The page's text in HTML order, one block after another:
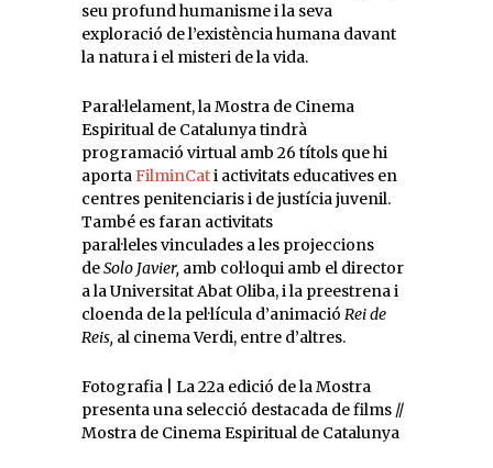
seu profund humanisme i la seva
exploració de l’existència humana davant
la natura i el misteri de la vida.
Paral·lelament, la Mostra de Cinema
Espiritual de Catalunya tindrà
programació virtual amb 26 títols que hi
aportaFilminCati activitats educatives en
centres penitenciaris i de justícia juvenil.
També es faran activitats
paral·leles vinculades a les projeccions
deSolo Javier, amb col·loqui amb el director
a la Universitat Abat Oliba, i la preestrena i
cloenda de la pel·lícula d’animació Rei de
Reis, al cinema Verdi, entre d’altres.
Fotografia | La 22a edició de la Mostra
presenta una selecció destacada de films //
Mostra de Cinema Espiritual de Catalunya